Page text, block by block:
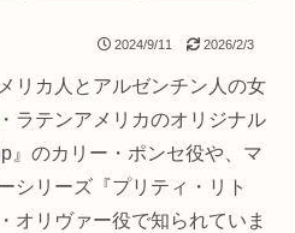
2024/9/11 2026/2/3
リカ人とアルゼンチン人の女
・ラテンアメリカのオリジナル
』のカリー・ポンセ役や、マ
シリーズ『プリティ・リト
オリヴァー役で知られていま